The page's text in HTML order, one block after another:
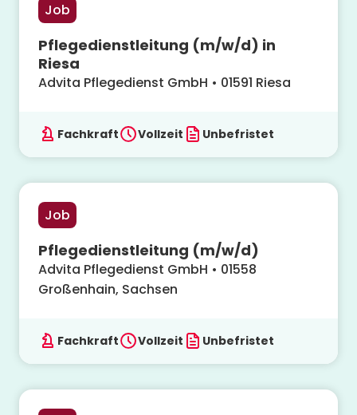
Job
Pflegedienstleitung (m/w/d) in
Riesa
Advita Pflegedienst GmbH • 01591 Riesa
Fachkraft Vollzeit Unbefristet
Job
Pflegedienstleitung (m/w/d)
Advita Pflegedienst GmbH • 01558
Großenhain, Sachsen
Fachkraft Vollzeit Unbefristet